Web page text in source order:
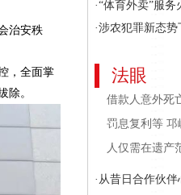
治安秩
，全面掌
除。
·“体育外卖”服
·涉农犯罪新态
法眼
借款人意外死
罚息复利等
人仅需在遗产
·从昔日合作伙